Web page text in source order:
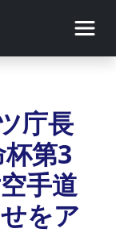
庁長
第3
手道
をア